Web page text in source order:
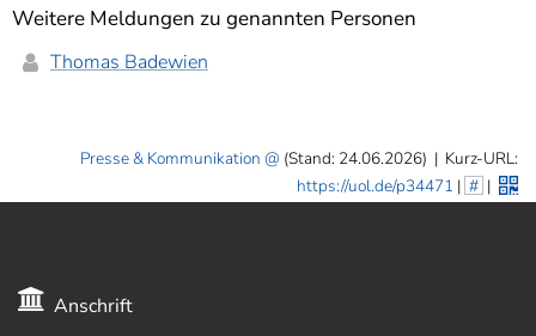
Weitere Meldungen zu genannten Personen
Thomas Badewien
Presse & Kommunikation (Stand: 24.06.2026) | Kurz-URL:
https://uol.de/p34471 | # |
Anschrift